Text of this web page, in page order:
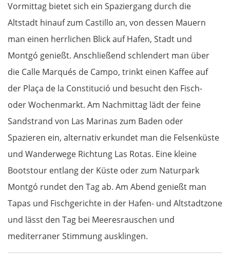
Vormittag bietet sich ein Spaziergang durch die
Altstadt hinauf zum Castillo an, von dessen Mauern
man einen herrlichen Blick auf Hafen, Stadt und
Montgó genießt. Anschließend schlendert man über
die Calle Marqués de Campo, trinkt einen Kaffee auf
der Plaça de la Constitució und besucht den Fisch-
oder Wochenmarkt. Am Nachmittag lädt der feine
Sandstrand von Las Marinas zum Baden oder
Spazieren ein, alternativ erkundet man die Felsenküste
und Wanderwege Richtung Las Rotas. Eine kleine
Bootstour entlang der Küste oder zum Naturpark
Montgó rundet den Tag ab. Am Abend genießt man
Tapas und Fischgerichte in der Hafen- und Altstadtzone
und lässt den Tag bei Meeresrauschen und
mediterraner Stimmung ausklingen.